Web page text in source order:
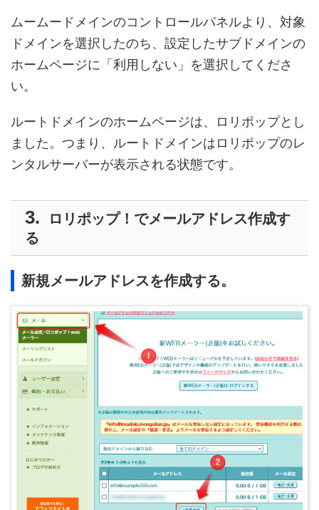
ムームードメインのコントロールパネルより、対象
ドメインを選択したのち、設定したサブドメインの
ホームページに「利用しない」を選択してくださ
い。
ルートドメインのホームページは、ロリポップとし
ました。つまり、ルートドメインはロリポップのレ
ンタルサーバーが表示される状態です。
ロリポップ！でメールアドレス作成す
る
新規メールアドレスを作成する。